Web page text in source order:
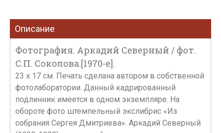
Описание
Фотография. Аркадий Северный / фот.
С.П. Соколова.[1970-е].
23 x 17 см. Печать сделана автором в собственной
фотолаборатории. Данный кадрированный
подлинник имеется в одном экземпляре. На
обороте фото штемпельный экслибрис «Из
собрания Сергея Дмитриева». Аркадий Северный